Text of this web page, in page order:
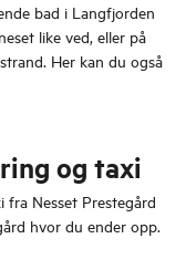
bad i Langfjorden
like ved, eller på
Her kan du også
og taxi
fra Nesset Prestegård
hvor du ender opp.